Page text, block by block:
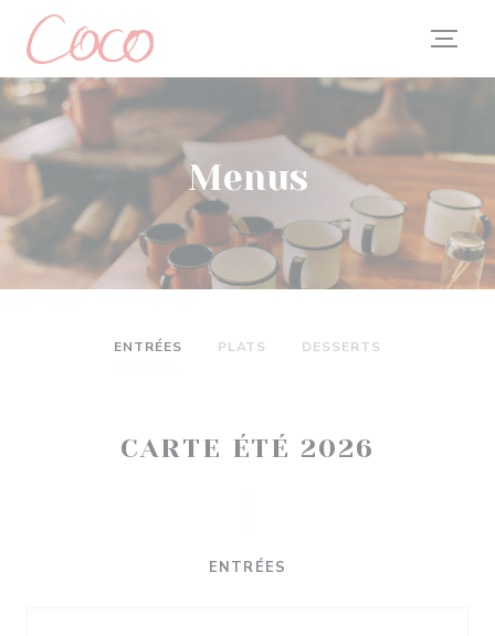
Painel de Gerenciamento de Cookies
Menus
ENTRÉES PLATS DESSERTS
CARTE ÉTÉ 2026
ENTRÉES